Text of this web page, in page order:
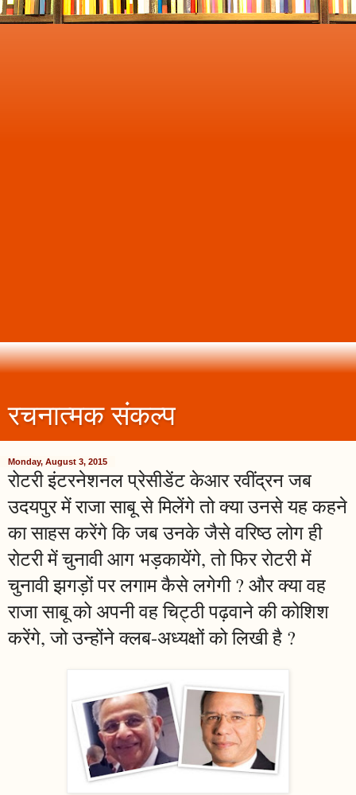
रचनात्मक संकल्प
Monday, August 3, 2015
रोटरी इंटरनेशनल प्रेसीडेंट केआर रवींद्रन जब
उदयपुर में राजा साबू से मिलेंगे तो क्या उनसे यह कहने
का साहस करेंगे कि जब उनके जैसे वरिष्ठ लोग ही
रोटरी में चुनावी आग भड़कायेंगे, तो फिर रोटरी में
चुनावी झगड़ों पर लगाम कैसे लगेगी ? और क्या वह
राजा साबू को अपनी वह चिट्ठी पढ़वाने की कोशिश
करेंगे, जो उन्होंने क्लब-अध्यक्षों को लिखी है ?